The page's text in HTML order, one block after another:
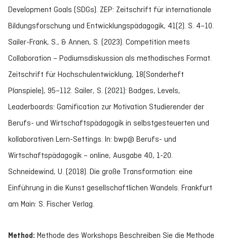
Development Goals (SDGs). ZEP: Zeitschrift für internationale
Bildungsforschung und Entwicklungspädagogik, 41(2). S. 4–10.
Sailer-Frank, S., & Annen, S. (2023). Competition meets
Collaboration – Podiumsdiskussion als methodisches Format.
Zeitschrift für Hochschulentwicklung, 18(Sonderheft
Planspiele), 95–112. Sailer, S. (2021): Badges, Levels,
Leaderboards: Gamification zur Motivation Studierender der
Berufs- und Wirtschaftspädagogik in selbstgesteuerten und
kollaborativen Lern-Settings. In: bwp@ Berufs- und
Wirtschaftspädagogik – online, Ausgabe 40, 1-20.
Schneidewind, U. (2018). Die große Transformation: eine
Einführung in die Kunst gesellschaftlichen Wandels. Frankfurt
am Main: S. Fischer Verlag.
Method: Methode des Workshops Beschreiben Sie die Methode